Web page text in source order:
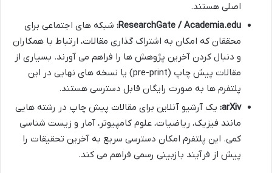
اصلی هستند.
ResearchGate / Academia.edu: شبکه های اجتماعی برای
محققان که امکان به اشتراک گذاری مقالات، ارتباط با همکاران
و دنبال کردن آخرین پژوهش ها را فراهم می آورند. بسیاری از
مقالات پیش چاپ (pre-print) یا نسخه های نهایی در این
پلتفرم ها به صورت رایگان قابل دسترسی هستند.
arXiv: یک آرشیو آنلاین برای مقالات پیش چاپ در رشته هایی
مانند فیزیک، ریاضیات، علوم کامپیوتر، آمار و زیست شناسی
کمی. این پلتفرم امکان دسترسی سریع به آخرین تحقیقات را
پیش از فرآیند بازبینی رسمی فراهم می کند.